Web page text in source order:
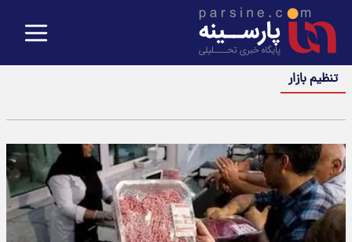
تنظیم بازار